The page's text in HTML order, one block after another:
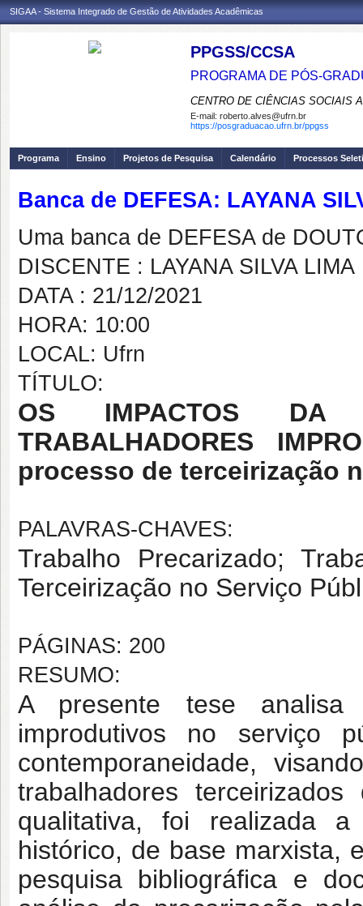
SIGAA - Sistema Integrado de Gestão de Atividades Acadêmicas
PPGSS/CCSA
PROGRAMA DE PÓS-
CENTRO DE CIÊNCIAS SOCIAIS
E-mail: roberto.alves@ufrn.br
https://posgraduacao.ufrn.br/ppgss
Programa Ensino Projetos de Pesquisa Calendário Processos
Banca de DEFESA: LAYANA
Uma banca de DEFESA de
DISCENTE : LAYANA SILVA LIMA
DATA : 21/12/2021
HORA: 10:00
LOCAL: Ufrn
TÍTULO:
OS IMPACTOS DA
TRABALHADORES
processo de terceirização
PALAVRAS-CHAVES:
Trabalho Precarizado;
Terceirização no Serviço
PÁGINAS: 200
RESUMO:
A presente tese analisa
improdutivos no serviço
contemporaneidade,
trabalhadores
qualitativa, foi realizada
histórico, de base marxista,
pesquisa bibliográfica e